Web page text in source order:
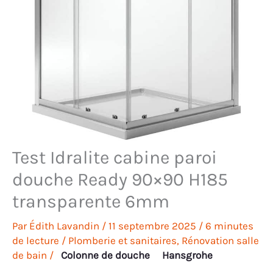
Test Idralite cabine paroi
douche Ready 90×90 H185
transparente 6mm
Par Édith Lavandin / 11 septembre 2025 / 6 minutes
de lecture / Plomberie et sanitaires, Rénovation salle
de bain / Colonne de douche
Hansgrohe